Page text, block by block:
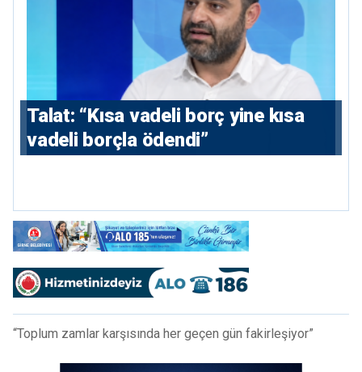
Talat: “Kısa vadeli borç yine kısa
vadeli borçla ödendi”
“Toplum zamlar karşısında her geçen gün fakirleşiyor”